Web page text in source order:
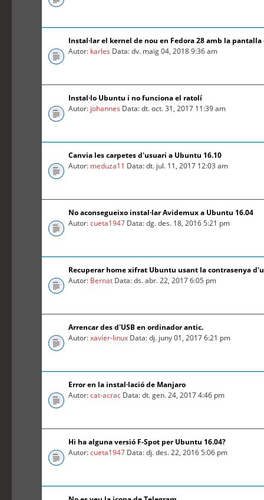
Instal·lar el kernel de nou en Fedora 28 amb la pantalla
Autor: karles Data: dv. maig 04, 2018 9:36 am
Instal·lo Ubuntu i no funciona el ratolí
Autor: johannes Data: dt. oct. 31, 2017 11:39 am
Canvia les carpetes d'usuari a Ubuntu 16.10
Autor: meduza11 Data: dt. jul. 11, 2017 12:03 am
No aconsegueixo instal·lar Avidemux a Ubuntu 16.04
Autor:cueta1947 Data: dg. des. 18, 2016 5:21 pm
Recuperar home xifrat Ubuntu usant la contrasenya
Autor: Bernat Data: ds. abr. 22, 2017 6:05 pm
Arrencar des d'USB en ordinador antic.
Autor:xavier-linux Data: dj. juny 01, 2017 6:21 pm
Error en la instal·lació de Manjaro
Autor:cat-acrac Data: dt. gen. 24, 2017 4:46 pm
Hi ha alguna versió F-Spot per Ubuntu 16.04?
Autor:cueta1947 Data: dj. des. 22, 2016 5:06 pm